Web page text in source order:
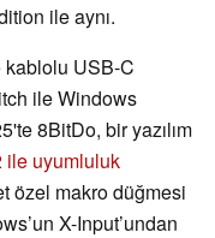
ile aynı.
kablolu USB-C
ile Windows
8BitDo, bir yazılım
ile uyumluluk
özel makro düğmesi
X-Input’undan